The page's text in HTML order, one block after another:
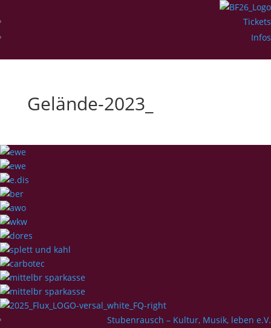
Tickets
Infos
Gelände-2023_
Stubenrausch – Kultur, Musik, leben e.V.